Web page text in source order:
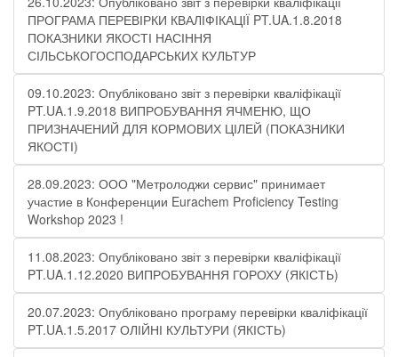
ПРОГРАМА ПЕРЕВІРКИ КВАЛІФІКАЦІЇ PT.UA.1.8.2018
ПОКАЗНИКИ ЯКОСТІ НАСІННЯ
СІЛЬСЬКОГОСПОДАРСЬКИХ КУЛЬТУР
09.10.2023: Опубліковано звіт з перевірки кваліфікації
PT.UA.1.9.2018 ВИПРОБУВАННЯ ЯЧМЕНЮ, ЩО
ПРИЗНАЧЕНИЙ ДЛЯ КОРМОВИХ ЦІЛЕЙ (ПОКАЗНИКИ
ЯКОСТІ)
28.09.2023: ООО "Метролоджи сервис" принимает
участие в Конференции Eurachem Proficiency Testing
Workshop 2023 !
11.08.2023: Опубліковано звіт з перевірки кваліфікації
PT.UA.1.12.2020 ВИПРОБУВАННЯ ГОРОХУ (ЯКІСТЬ)
20.07.2023: Опубліковано програму перевірки кваліфікації
PT.UA.1.5.2017 ОЛІЙНІ КУЛЬТУРИ (ЯКІСТЬ)